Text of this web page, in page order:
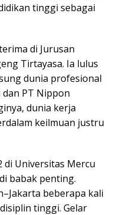
tinggi sebagai
di Jurusan
Tirtayasa. Ia lulus
dunia profesional
PT Nippon
dunia kerja
keilmuan justru
di Universitas Mercu
babak penting.
beberapa kali
tinggi. Gelar